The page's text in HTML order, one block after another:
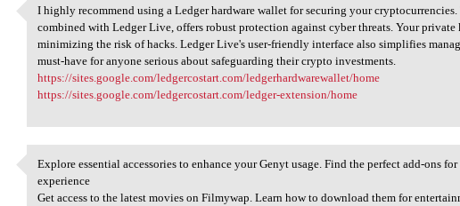
I highly recommend using a
I highly recommend using a Ledger hardware wallet for securing your cryptocurrencies.
combined with Ledger Live, offers robust protection against cyber threats. Your private
minimizing the risk of hacks. Ledger Live's user-friendly interface also simplifies
must-have for anyone serious about safeguarding their crypto investments.
https://sites.google.com/ledgercostart.com/ledgerhardwarewallet/home
https://sites.google.com/ledgercostart.com/ledger-extension/home
Explore essential accessories
Explore essential accessories to enhance your Genyt usage. Find the perfect add-ons
experience
Get access to the latest movies on Filmywap. Learn how to download them for